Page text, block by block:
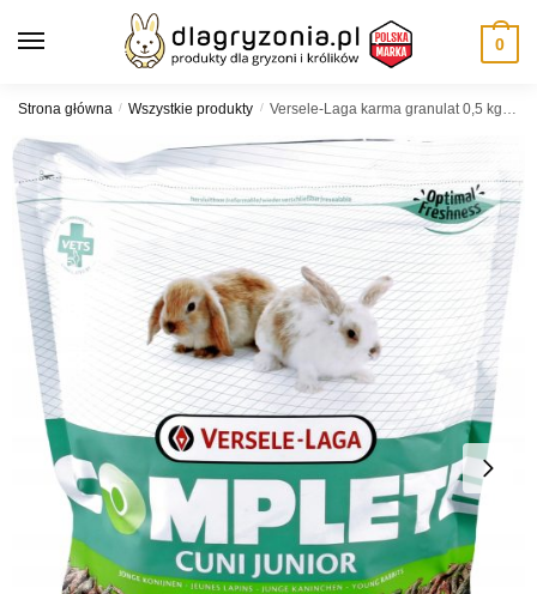
0
Strona główna / Wszystkie produkty / Versele-Laga karma granulat 0,5 kg królik junior complete